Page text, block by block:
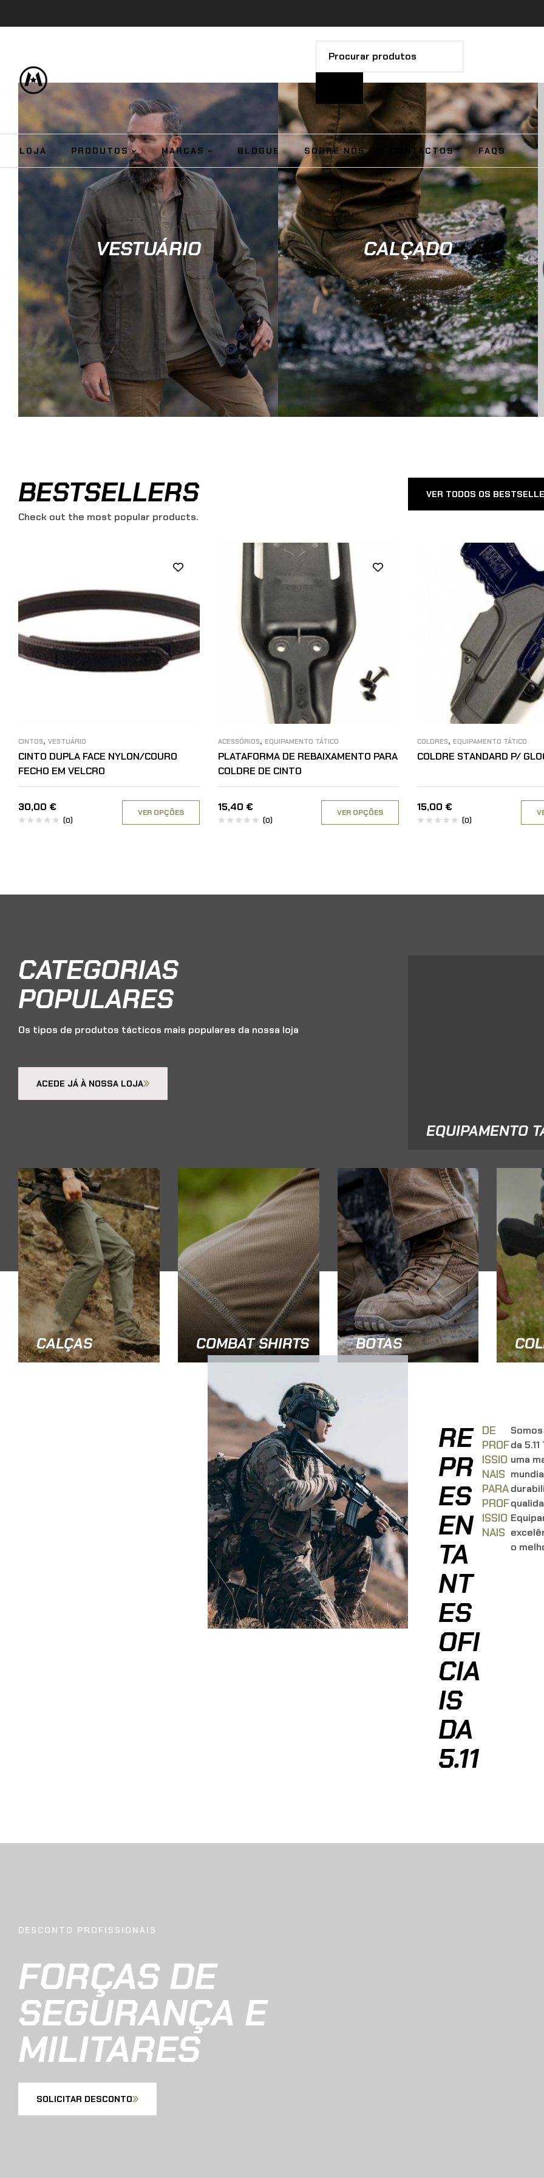
LOJA PRODUTOS MARCAS BLOGUE SOBRE NÓS CONTACTOS FAQS
VESTUÁRIO CALÇADO
BESTSELLERS
Check out the most popular products.
VER TODOS OS
CINTOS, VESTUÁRIO
CINTO DUPLA FACE NYLON/COURO
FECHO EM VELCRO
30,00 €
(0)
VER OPÇÕES
ACESSÓRIOS, EQUIPAMENTO TÁTICO
PLATAFORMA DE REBAIXAMENTO PARA
COLDRE DE CINTO
15,40 €
(0)
VER OPÇÕES
COLDRES, EQUIPAMENTO TÁTICO
COLDRE STANDARD P/
15,00 €
(0)
CATEGORIAS
POPULARES
Os tipos de produtos tácticos mais populares da nossa loja
ACEDE JÁ À NOSSA LOJA
EQUIPAMENTO
CALÇAS COMBAT SHIRTS BOTAS
RE
PR
ES
EN
TA
NT
ES
OFI
CIA
IS
DA
5.11
DE
PROF
ISSIO
NAIS
PARA
PROF
ISSIO
NAIS
da
uma
o
DESCONTO PROFISSIONAIS
FORÇAS DE
SEGURANÇA E
MILITARES
SOLICITAR DESCONTO